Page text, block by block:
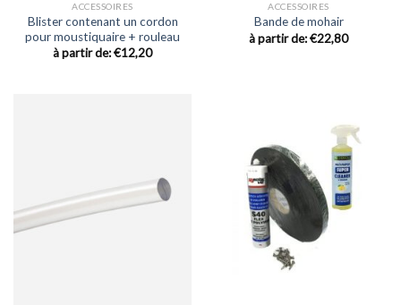
ACCESSOIRES
Blister contenant un cordon
pour moustiquaire + rouleau
à partir de:€12,20
ACCESSOIRES
Bande de mohair
à partir de:€22,80